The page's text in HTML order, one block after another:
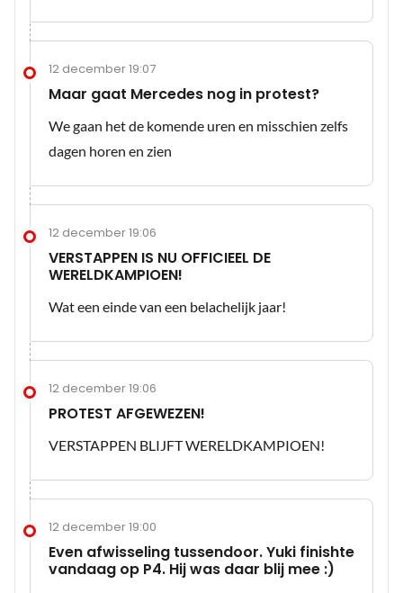
12 december 19:07
Maar gaat Mercedes nog in protest?
We gaan het de komende uren en misschien zelfs
dagen horen en zien
12 december 19:06
VERSTAPPEN IS NU OFFICIEEL DE
WERELDKAMPIOEN!
Wat een einde van een belachelijk jaar!
12 december 19:06
PROTEST AFGEWEZEN!
VERSTAPPEN BLIJFT WERELDKAMPIOEN!
12 december 19:00
Even afwisseling tussendoor. Yuki finishte
vandaag op P4. Hij was daar blij mee :)